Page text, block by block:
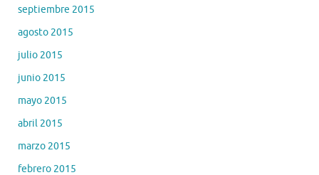
septiembre 2015
agosto 2015
julio 2015
junio 2015
mayo 2015
abril 2015
marzo 2015
febrero 2015